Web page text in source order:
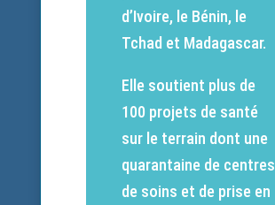
d’Ivoire, le Bénin, le
Tchad et Madagascar.
Elle soutient plus de
100 projets de santé
sur le terrain dont une
quarantaine de centres
de soins et de prise en